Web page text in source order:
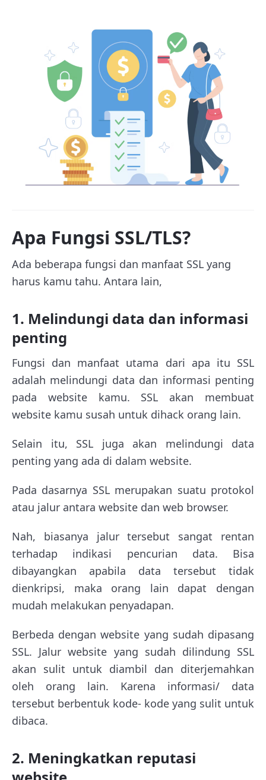
Apa Fungsi SSL/TLS?
Ada beberapa fungsi dan manfaat SSL yang
harus kamu tahu. Antara lain,
1. Melindungi data dan informasi
penting
Fungsi dan manfaat utama dari apa itu SSL
adalah melindungi data dan informasi penting
pada website kamu. SSL akan membuat
website kamu susah untuk dihack orang lain.
Selain itu, SSL juga akan melindungi data
penting yang ada di dalam website.
Pada dasarnya SSL merupakan suatu protokol
atau jalur antara website dan web browser.
Nah, biasanya jalur tersebut sangat rentan
terhadap indikasi pencurian data. Bisa
dibayangkan apabila data tersebut tidak
dienkripsi, maka orang lain dapat dengan
mudah melakukan penyadapan.
Berbeda dengan website yang sudah dipasang
SSL. Jalur website yang sudah dilindung SSL
akan sulit untuk diambil dan diterjemahkan
oleh orang lain. Karena informasi/ data
tersebut berbentuk kode- kode yang sulit untuk
dibaca.
2. Meningkatkan reputasi